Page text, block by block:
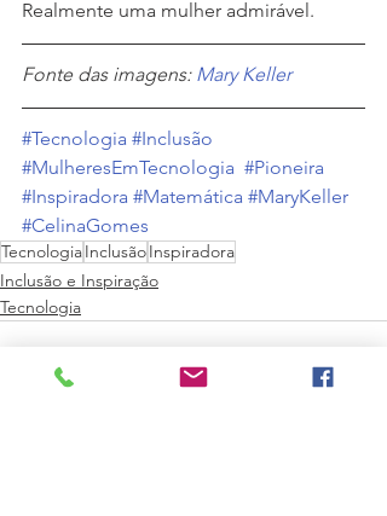
Realmente uma mulher admirável.
Fonte das imagens: Mary Keller
#Tecnologia #Inclusão
#MulheresEmTecnologia #Pioneira
#Inspiradora #Matemática #MaryKeller
#CelinaGomes
TecnologiaInclusãoInspiradora
Inclusão e Inspiração
Tecnologia